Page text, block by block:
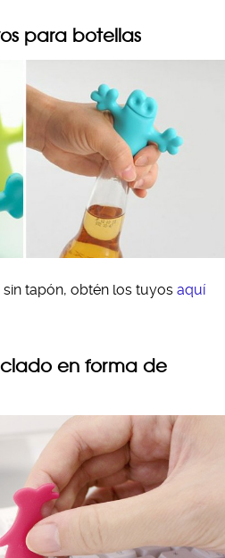
para botellas
tapón, obtén los tuyos aquí
en forma de